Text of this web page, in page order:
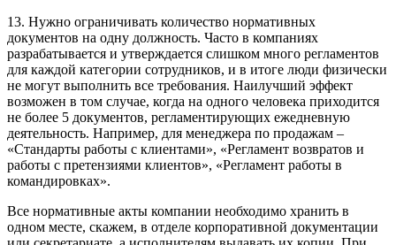
13. Нужно ограничивать количество нормативных
документов на одну должность. Часто в компаниях
разрабатывается и утверждается слишком много регламентов
для каждой категории сотрудников, и в итоге люди физически
не могут выполнить все требования. Наилучший эффект
возможен в том случае, когда на одного человека приходится
не более 5 документов, регламентирующих ежедневную
деятельность. Например, для менеджера по продажам –
«Стандарты работы с клиентами», «Регламент возвратов и
работы с претензиями клиентов», «Регламент работы в
командировках».
Все нормативные акты компании необходимо хранить в
одном месте, скажем, в отделе корпоративной документации